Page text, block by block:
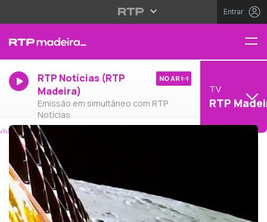
Entrar
RTP Notícias (RTP
Madeira)
Emissão em simultâneo com RTP
Notícias
NO AR
TV
RTP